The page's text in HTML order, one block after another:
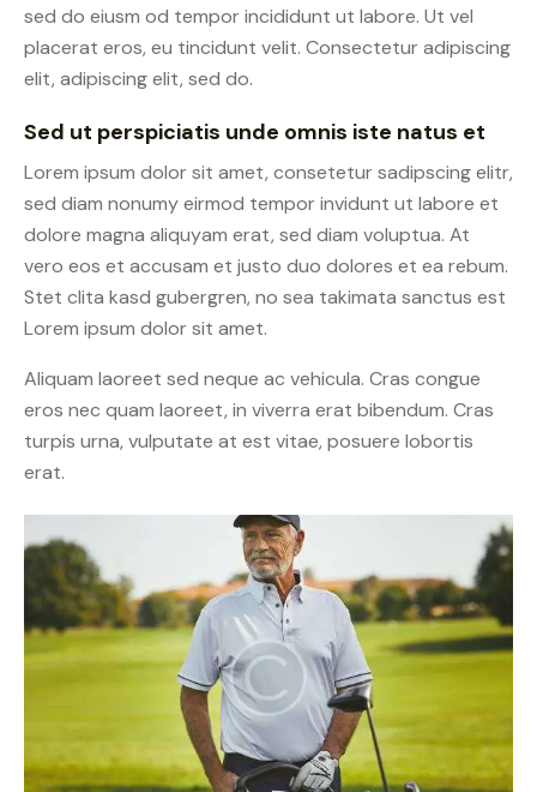
sed do eiusm od tempor incididunt ut labore. Ut vel
placerat eros, eu tincidunt velit. Consectetur adipiscing
elit, adipiscing elit, sed do.
Sed ut perspiciatis unde omnis iste natus et
Lorem ipsum dolor sit amet, consetetur sadipscing elitr,
sed diam nonumy eirmod tempor invidunt ut labore et
dolore magna aliquyam erat, sed diam voluptua. At
vero eos et accusam et justo duo dolores et ea rebum.
Stet clita kasd gubergren, no sea takimata sanctus est
Lorem ipsum dolor sit amet.
Aliquam laoreet sed neque ac vehicula. Cras congue
eros nec quam laoreet, in viverra erat bibendum. Cras
turpis urna, vulputate at est vitae, posuere lobortis
erat.